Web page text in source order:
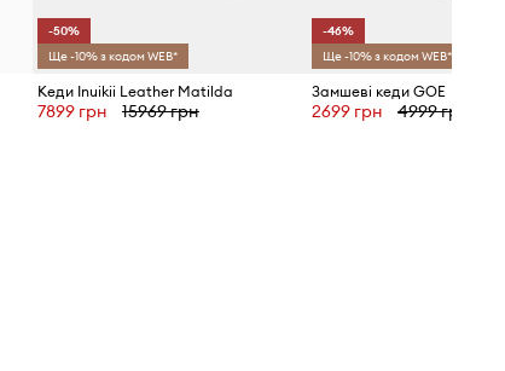
-50%
Ще -10% з кодом WEB*
Кеди Inuikii Leather Matilda
7899 грн 15969 грн
-46%
Ще -10% з кодом WEB*
Замшеві кеди GOE
2699 грн 4999 грн